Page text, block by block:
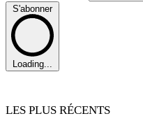
S'abonner
Loading...
LES PLUS RÉCENTS